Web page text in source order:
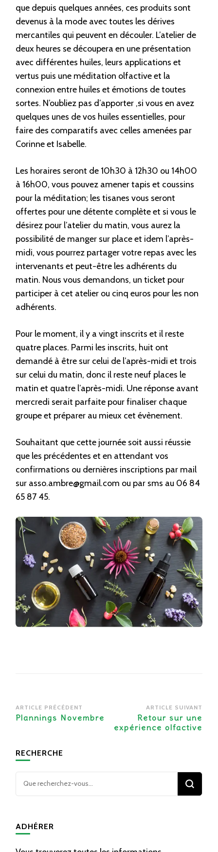
que depuis quelques années, ces produits sont
devenus à la mode avec toutes les dérives
mercantiles qui peuvent en découler. L’atelier de
deux heures se découpera en une présentation
avec différentes huiles, leurs applications et
vertus puis une méditation olfactive et la
connexion entre huiles et émotions de toutes
sortes. N’oubliez pas d’apporter ,si vous en avez
quelques unes de vos huiles essentielles, pour
faire des comparatifs avec celles amenées par
Corinne et Isabelle.
Les horaires seront de 10h30 à 12h30 ou 14h00
à 16h00, vous pouvez amener tapis et coussins
pour la méditation; les tisanes vous seront
offertes pour une détente complète et si vous le
désirez pour l’atelier du matin, vous aurez la
possibilité de manger sur place et idem l’après-
midi, vous pourrez partager votre repas avec les
intervenants et peut-être les adhérents du
matin. Nous vous demandons, un ticket pour
participer à cet atelier ou cinq euros pour les non
adhérents.
Pour le moment, il y a vingt inscrits et il reste
quatre places. Parmi les inscrits, huit ont
demandé à être sur celui de l’après-midi et trois
sur celui du matin, donc il reste neuf places le
matin et quatre l’après-midi. Une réponse avant
mercredi serait parfaite pour finaliser chaque
groupe et préparer au mieux cet évènement.
Souhaitant que cette journée soit aussi réussie
que les précédentes et en attendant vos
confirmations ou dernières inscriptions par mail
sur asso.ambre@gmail.com ou par sms au 06 84
65 87 45.
Navigation
d’article
ARTICLE PRÉCÉDENT
Plannings Novembre
ARTICLE SUIVANT
Retour sur une
expérience olfactive
RECHERCHE
Vous
recherchiez
chose ?
ADHÉRER